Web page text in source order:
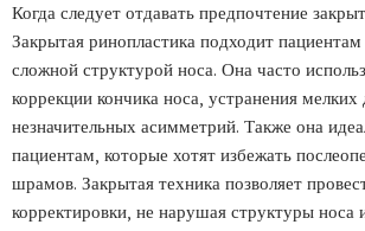
Когда следует отдавать предпочтение
Закрытая ринопластика подходит
сложной структурой носа. Она часто
коррекции кончика носа, устранения
незначительных асимметрий. Также она
пациентам, которые хотят избежать
шрамов. Закрытая техника позволяет
корректировки, не нарушая структуры носа